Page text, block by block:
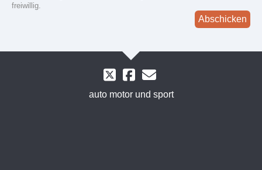
freiwillig.
Abschicken
auto motor und sport